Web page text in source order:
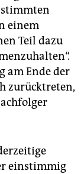
stimmten
einem
Teil dazu
am Ende der
zurücktreten,
einstimmig